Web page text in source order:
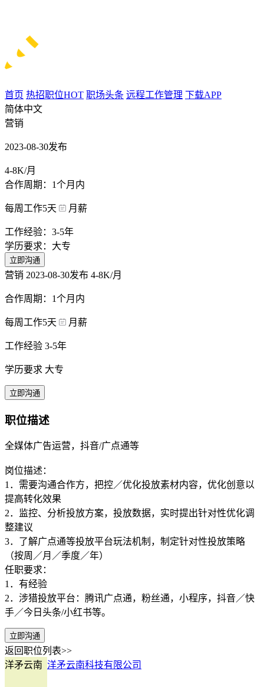
首页 热招职位HOT 职场头条 远程工作管理 下载APP
简体中文
营销
2023-08-30发布
4-8K/月
合作周期：1个月内
每周工作5天 月薪
工作经验：3-5年
学历要求：大专
立即沟通
营销 2023-08-30发布 4-8K/月
合作周期：1个月内
每周工作5天 月薪
工作经验 3-5年
学历要求 大专
立即沟通
职位描述
全媒体广告运营，抖音/广点通等
岗位描述：
1．需要沟通合作方，把控／优化投放素材内容，优化创意以
提高转化效果
2．监控、分析投放方案，投放数据，实时提出针对性优化调
整建议
3．了解广点通等投放平台玩法机制，制定针对性投放策略
（按周／月／季度／年）
任职要求：
1．有经验
2．涉猎投放平台：腾讯广点通，粉丝通，小程序，抖音／快
手／今日头条/小红书等。
立即沟通
返回职位列表>>
洋矛云南 洋矛云南科技有限公司